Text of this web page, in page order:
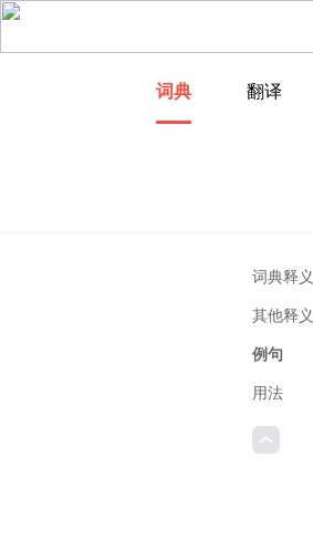
词典 翻译
词典释义
其他释义
例句
用法